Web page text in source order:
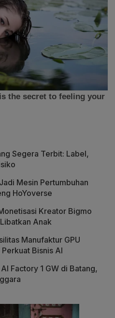
Segera Terbit: Label,
Mesin Pertumbuhan
HoYoverse
Kreator Bigmo
Anak
Manufaktur GPU
Bisnis AI
Factory 1 GW di Batang,